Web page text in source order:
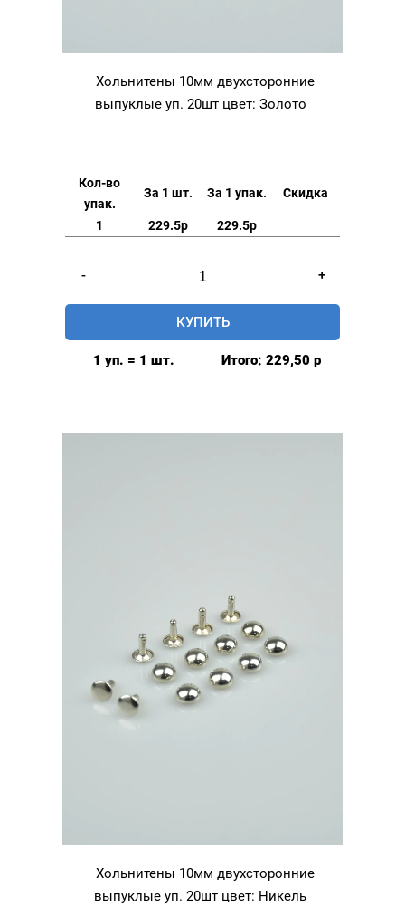
Хольнитены 10мм двухсторонние
выпуклые уп. 20шт цвет: Золото
Кол-во
упак.
За 1 шт. За 1 упак. Скидка
1 229.5р 229.5р
-
товара
Хольнитены
10мм
двухсторонние
+
КУПИТЬ
1 уп. = 1 шт. Итого: 229,50 р
Хольнитены 10мм двухсторонние
выпуклые уп. 20шт цвет: Никель